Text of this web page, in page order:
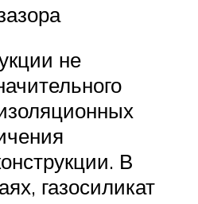
не
В
газосиликат